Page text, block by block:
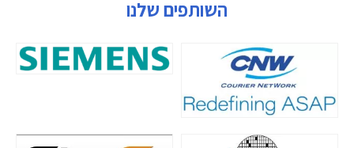
השותפים שלנו